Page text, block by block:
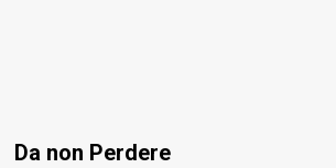
Da non Perdere